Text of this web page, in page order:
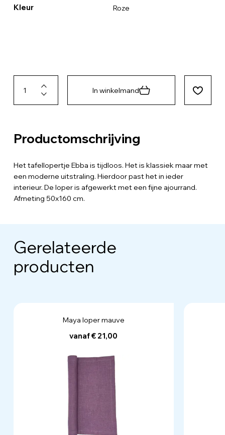
Kleur Roze
In winkelmand
Productomschrijving
Het tafellopertje Ebba is tijdloos. Het is klassiek maar met
een moderne uitstraling. Hierdoor past het in ieder
interieur. De loper is afgewerkt met een fijne ajourrand.
Afmeting 50x160 cm.
Gerelateerde
producten
Maya loper mauve
vanaf € 21,00